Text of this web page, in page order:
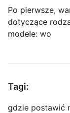
Po pierwsze,
dotyczące
modele: wo
Tagi:
gdzie postawić